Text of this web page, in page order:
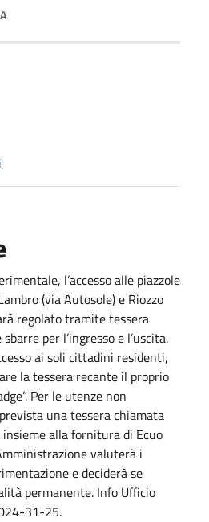
l’accesso alle piazzole
(via Autosole) e Riozzo
regolato tramite tessera
per l’ingresso e l’uscita.
ai soli cittadini residenti,
la tessera recante il proprio
Per le utenze non
una tessera chiamata
alla fornitura di Ecuo
valuterà i
e deciderà se
permanente. Info Ufficio
31-25.